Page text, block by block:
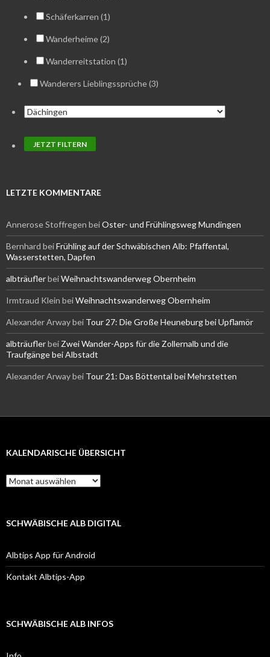
Schäferkarren (1)
Wanderheime (2)
Wanderreitstation (1)
Wanderers Lieblingssprüche (3)
LETZTE KOMMENTARE
Annerose Stoffregen beiOster- und Frühlingsweg Mundingen
Bernhard beiFrühling auf der Schwäbischen Alb: Pfaffental,
Wasserstetten, Dapfen
albträuflerbeiWeihnachtswanderweg Obernheim
Irmtraud Klein beiWeihnachtswanderweg Obernheim
Alexander Arwaybei Tour 27: Die Große Heuneburg bei Upflamör
albträuflerbei Zwei Wander-Apps für die Zollernalb und die
Traufgänge bei Albstadt
Alexander Arwaybei Tour 21: Das Böttental bei Mehrstetten
KALENDARISCHE ÜBERSICHT
Kalendarische
Übersicht
SCHWÄBISCHE ALB DIGITAL
Albtips App für Android
Kontakt Albtips-App
SCHWÄBISCHE ALB INFOS